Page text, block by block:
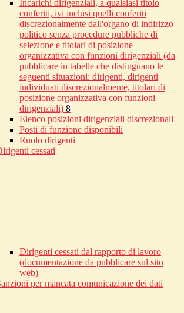
Incarichi dirigenziali, a qualsiasi titolo
conferiti, ivi inclusi quelli conferiti
discrezionalmente dall'organo di indirizzo
politico senza procedure pubbliche di
selezione e titolari di posizione
organizzativa con funzioni dirigenziali (da
pubblicare in tabelle che distinguano le
seguenti situazioni: dirigenti, dirigenti
individuati discrezionalmente, titolari di
posizione organizzativa con funzioni
dirigenziali) 8
Elenco posizioni dirigenziali discrezionali
Posti di funzione disponibili
Ruolo dirigenti
cessati
Dirigenti cessati dal rapporto di lavoro
(documentazione da pubblicare sul sito
web)
per mancata comunicazione dei dati